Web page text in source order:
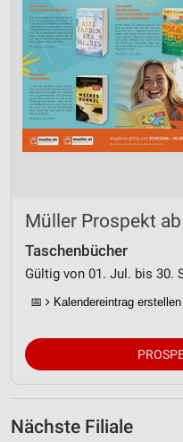
Müller Prospekt
Taschenbücher
Gültig von 01. Jul. bis 30.
📅 Kalendereintrag erstellen
Nächste Filiale